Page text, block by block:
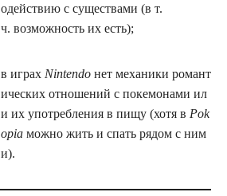
одействию с существами (в т.
ч. возможность их есть);
в играх Nintendo нет механики романт
ических отношений с покемонами ил
и их употребления в пищу (хотя в Pok
opia можно жить и спать рядом с ним
и).